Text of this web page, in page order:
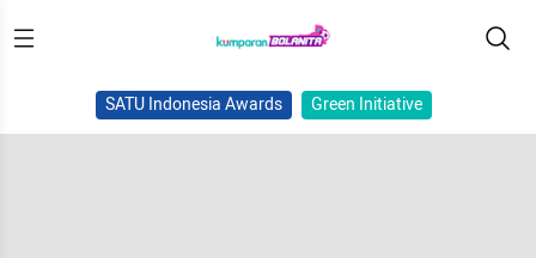
SATU Indonesia Awards Green Initiative